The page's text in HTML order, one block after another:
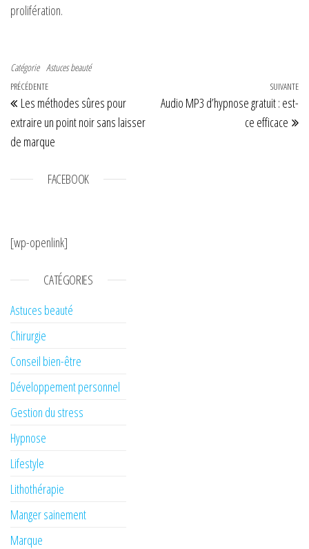
prolifération.
Catégorie Astuces beauté
Navigation de l’article
Article précédent
PRÉCÉDENTE
Les méthodes sûres pour
extraire un point noir sans laisser
de marque
SUIVANTE
Audio MP3 d’hypnose gratuit : est-
ce efficace
FACEBOOK
[wp-openlink]
CATÉGORIES
Astuces beauté
Chirurgie
Conseil bien-être
Développement personnel
Gestion du stress
Hypnose
Lifestyle
Lithothérapie
Manger sainement
Marque